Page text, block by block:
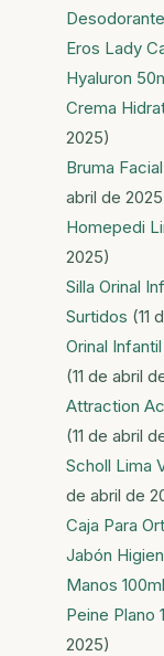
Eros Lady
Hyaluron
Crema
2025)
Bruma
abril de
Homepedi
2025)
Silla Orinal
Surtidos (11
Orinal
(11 de abril
Attraction
(11 de abril
Scholl Lima
de abril de
Caja Para
Jabón
Manos 100ml
Peine Plano
2025)